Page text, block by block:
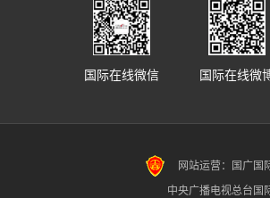
国际在线微
国际在线微信
网站运营：国广国
中央广播电视总台国